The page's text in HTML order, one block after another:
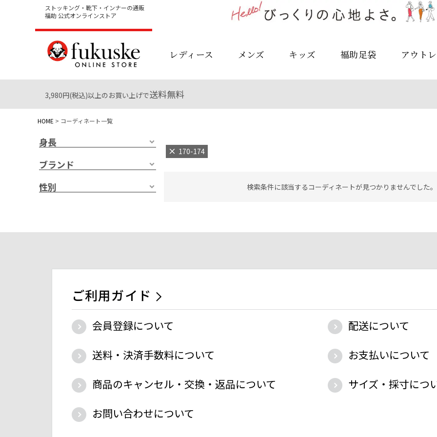
ストッキング・靴下・インナーの通販
福助 公式オンラインストア
レディース メンズ キッズ 福助足袋 アウト
3,980円(税込)以上のお買い上げで送料無料
HOME コーディネート一覧
身長
ブランド
性別
170-174
検索条件に該当するコーディネートが見つかりませんでした
ご利用ガイド
会員登録について
配送について
送料・決済手数料について
お支払いについて
商品のキャンセル・交換・返品について
サイズ・採寸につ
お問い合わせについて